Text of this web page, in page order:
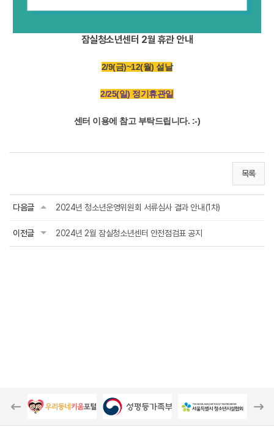
잠실청소년센터 2월 휴관 안내
2/9(금)~12(월) 설날
2/25(일) 정기휴관일
센터 이용에 참고 부탁드립니다. :-)
목록
다음글 2024년 청소년운영위원회 서류심사 결과 안내(1차)
이전글 2024년 2월 잠실청소년센터 안전점검표 공지